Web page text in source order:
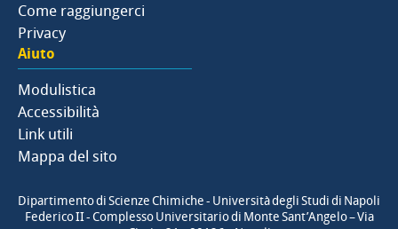
Come raggiungerci
Privacy
Aiuto
Modulistica
Accessibilità
Link utili
Mappa del sito
Dipartimento di Scienze Chimiche - Università degli Studi di Napoli
Federico II - Complesso Universitario di Monte Sant’Angelo – Via